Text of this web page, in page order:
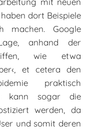
dort Beispiele
machen. Google
anhand der
wie etwa
et cetera den
praktisch
kann sogar die
werden, da
und somit deren